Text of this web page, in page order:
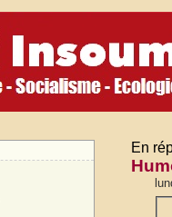
En